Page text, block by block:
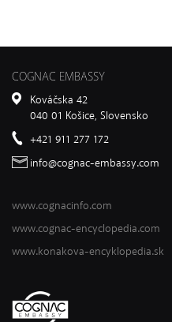
COGNAC EMBASSY
Kováčska 42
040 01 Košice, Slovensko
+421 911 277 172
info@cognac-embassy.com
www.cognacinfo.com
www.cognac-encyclopedia.com
www.konakova-encyklopedia.sk